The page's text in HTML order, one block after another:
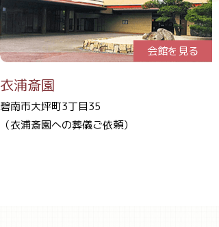
会館を見る
衣浦斎園
碧南市大坪町3丁目35
（衣浦斎園への葬儀ご依頼）